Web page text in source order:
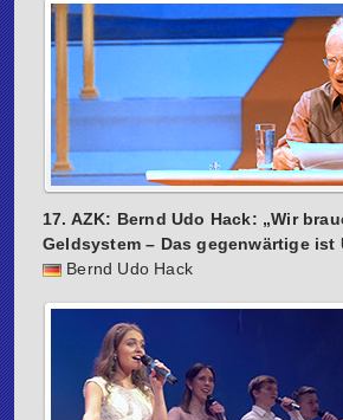
17. AZK: Bernd Udo Hack: „Wir
Geldsystem – Das gegenwärtige ist
Bernd Udo Hack